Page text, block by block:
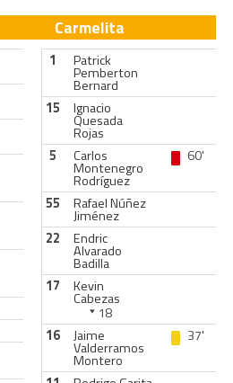
Carmelita
1 Patrick
Pemberton
Bernard
15
Ignacio
Quesada
Rojas
5
Carlos
Montenegro
Rodríguez
60'
55 Rafael Núñez
Jiménez
22
Endric
Alvarado
Badilla
17
Kevin
Cabezas
18
16
Jaime
Valderramos
Montero
37'